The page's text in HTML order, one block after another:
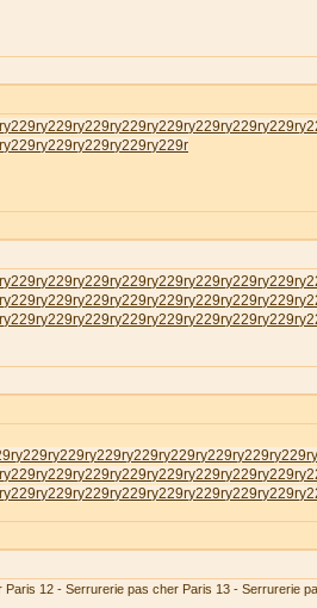
у229rу229rу229rу229rу229rу229rу229rу229r
у229rу229rу229rу229rу229r
у229rу229rу229rу229rу229rу229rу229rу229r
у229rу229rу229rу229rу229rу229rу229rу229r
у229rу229rу229rу229rу229rу229rу229rу229r
у229rу229rу229rу229rу229rу229rу229rу229r
у229rу229rу229rу229rу229rу229rу229rу229r
у229rу229rу229rу229rу229rу229rу229rу229r
12 - Serrurerie pas cher Paris 13 - Serrurerie